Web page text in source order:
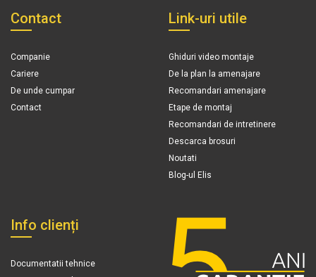
Contact
Companie
Cariere
De unde cumpar
Contact
Link-uri utile
Ghiduri video montaje
De la plan la amenajare
Recomandari amenajare
Etape de montaj
Recomandari de intretinere
Descarca brosuri
Noutati
Blog-ul Elis
Info clienți
Documentatii tehnice